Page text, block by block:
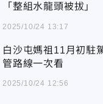
「整組水龍頭被拔」
2025/10/24 13:17
白沙屯媽祖11月初駐
管路線一次看
2025/10/24 12:56